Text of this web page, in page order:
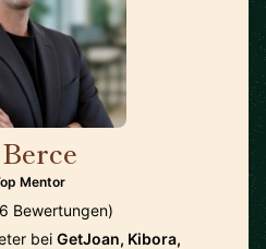
Mentor
Bewertungen)
bei GetJoan, Kibora,